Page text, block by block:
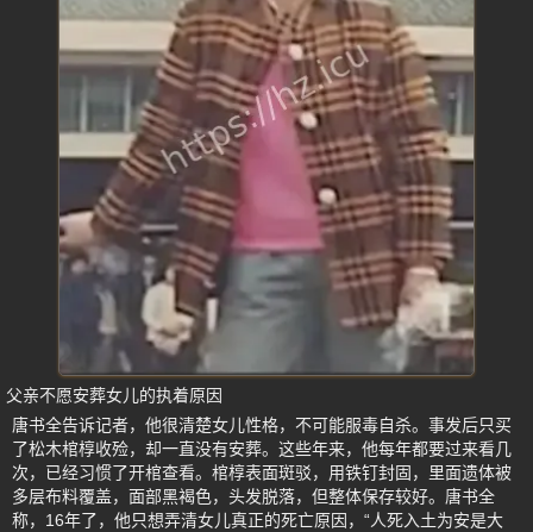
父亲不愿安葬女儿的执着原因
唐书全告诉记者，他很清楚女儿性格，不可能服毒自杀。事发后只买
了松木棺椁收殓，却一直没有安葬。这些年来，他每年都要过来看几
次，已经习惯了开棺查看。棺椁表面斑驳，用铁钉封固，里面遗体被
多层布料覆盖，面部黑褐色，头发脱落，但整体保存较好。唐书全
称，16年了，他只想弄清女儿真正的死亡原因，“人死入土为安是大